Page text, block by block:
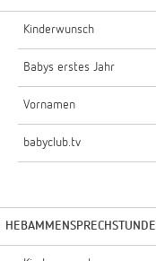
Kinderwunsch
Babys erstes Jahr
Vornamen
babyclub.tv
HEBAMMENSPRECHSTUNDE